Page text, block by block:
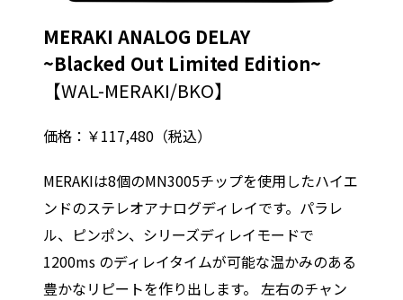
MERAKI ANALOG DELAY
~Blacked Out Limited Edition~
【WAL-MERAKI/BKO】
価格：￥117,480（税込）
MERAKIは8個のMN3005チップを使用したハイエ
ンドのステレオアナログディレイです。パラレ
ル、ピンポン、シリーズディレイモードで
1200ms のディレイタイムが可能な温かみのある
豊かなリピートを作り出します。 左右のチャン